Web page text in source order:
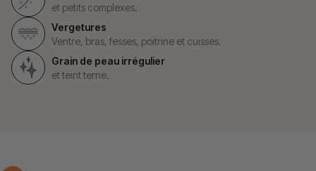
et petits complexes.
Vergetures
Ventre, bras, fesses, poitrine et cuisses.
Grain de peau irrégulier
et teint terne.